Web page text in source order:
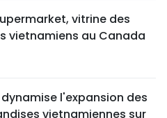
vitrine des
vietnamiens au Canada
dynamise l'expansion des
vietnamiennes sur